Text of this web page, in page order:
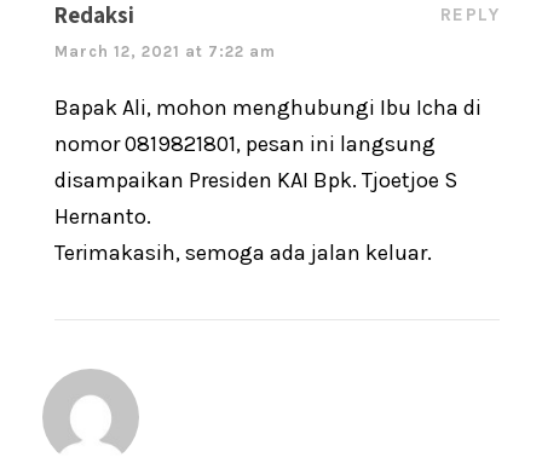
Redaksi
March 12, 2021 at 7:22 am
REPLY
Bapak Ali, mohon menghubungi Ibu Icha di
nomor 0819821801, pesan ini langsung
disampaikan Presiden KAI Bpk. Tjoetjoe S
Hernanto.
Terimakasih, semoga ada jalan keluar.